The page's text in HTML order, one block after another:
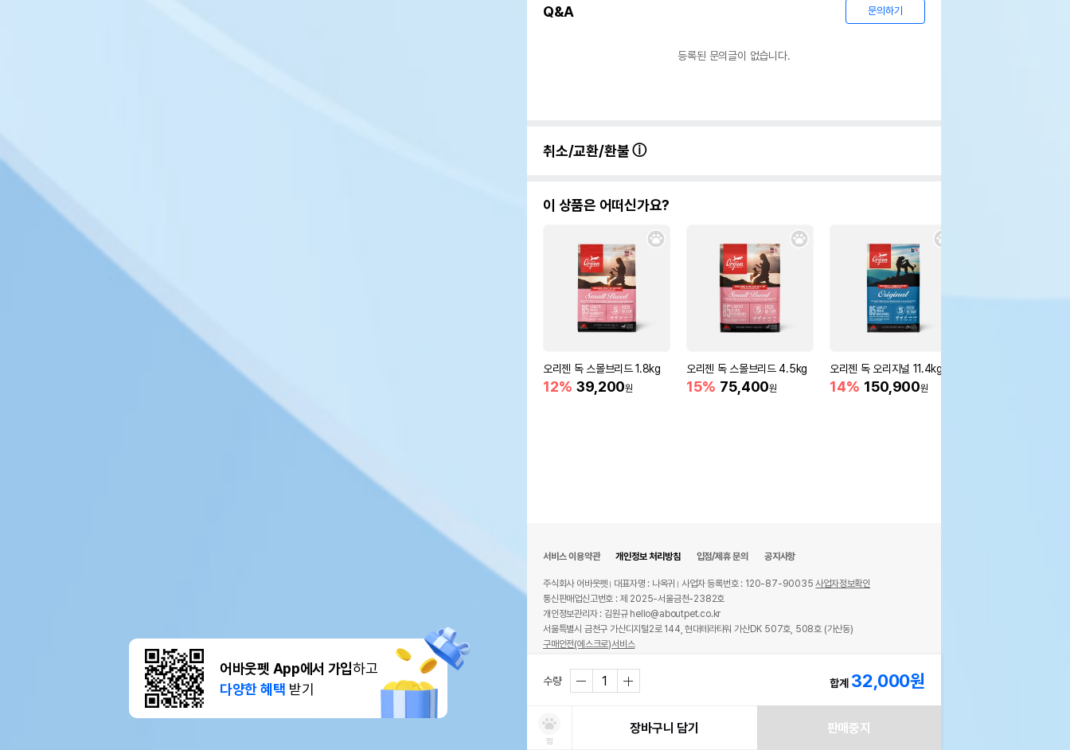
어바웃펫 App에서 가입하고
다양한 혜택 받기
Q&A 문의하기
등록된 문의글이 없습니다.
취소/교환/환불
이 상품은 어떠신가요?
오리젠 독 스몰브리드 1.8kg
12% 39,200원
오리젠 독 스몰브리드 4.5kg
15% 75,400원
오리젠 독 오리지널 11.4kg
14% 150,900원
수량 합계 32,000원
찜
장바구니 담기 판매중지
서비스 이용약관 개인정보 처리방침 입점/제휴 문의 공지사항
주식회사 어바웃펫 대표자명 : 나옥귀 사업자 등록번호 : 120-87-90035사업자정보확인
통신판매업신고번호 : 제 2025-서울금천-2382호
개인정보관리자 : 김원규 hello@aboutpet.co.kr
서울특별시 금천구 가산디지털2로 144, 현대테라타워 가산DK 507호, 508호 (가산동)
구매안전(에스크로)서비스